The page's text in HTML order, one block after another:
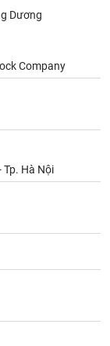
Dương
Company
Tp. Hà Nội